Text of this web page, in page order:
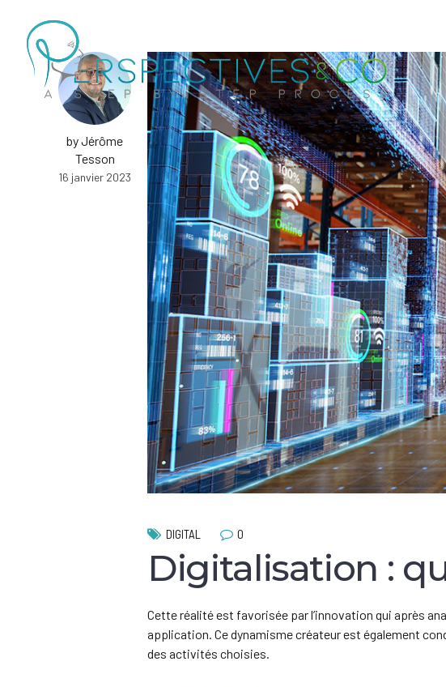
by Jérôme
Tesson
16 janvier 2023
DIGITAL 0
Digitalisation :
Cette réalité est favorisée par l’innovation qui après
application. Ce dynamisme créateur est également
des activités choisies.